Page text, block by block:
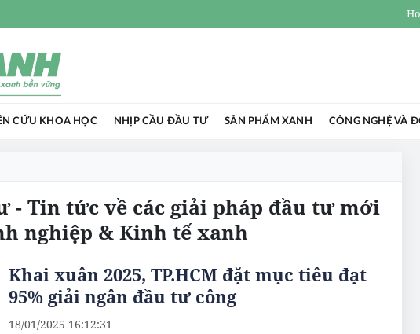
CỨU KHOA HỌC NHỊP CẦU ĐẦU TƯ SẢN PHẨM XANH CÔNG NGHỆ VÀ
- Tin tức về các giải pháp đầu tư mới
nghiệp & Kinh tế xanh
Khai xuân 2025, TP.HCM đặt mục tiêu đạt
95% giải ngân đầu tư công
18/01/2025 16:12:31